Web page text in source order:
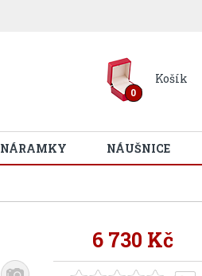
0
Košík
NÁRAMKY NÁUŠNICE
6 730 Kč